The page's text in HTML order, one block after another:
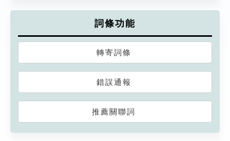
詞條功能
轉寄詞條
錯誤通報
推薦關聯詞